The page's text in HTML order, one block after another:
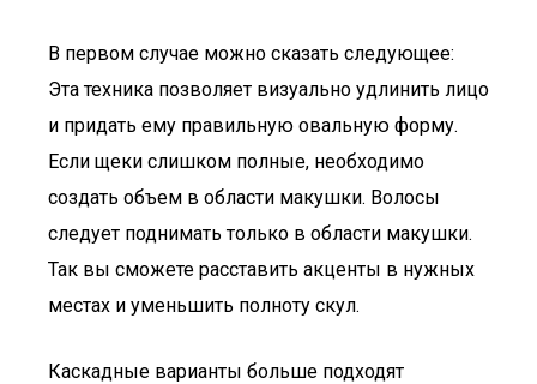
В первом случае можно сказать следующее:
Эта техника позволяет визуально удлинить лицо
и придать ему правильную овальную форму.
Если щеки слишком полные, необходимо
создать объем в области макушки. Волосы
следует поднимать только в области макушки.
Так вы сможете расставить акценты в нужных
местах и уменьшить полноту скул.
Каскадные варианты больше подходят